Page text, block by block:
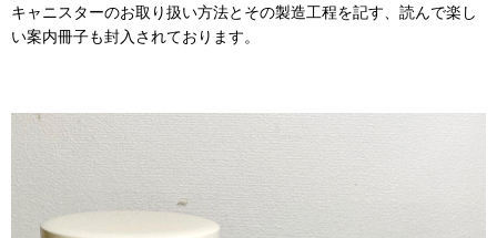
キャニスターのお取り扱い方法とその製造工程を記す、読んで楽し
い案内冊子も封入されております。